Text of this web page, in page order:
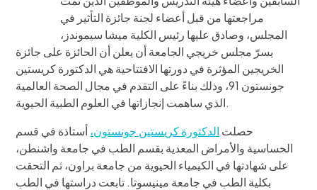
مراجعتها من قبل أعضاء لجنة جائزة التأثير في
المجلس، وصادق عليها رئيس الكلية ميشا سيموندز،
يسرّ مجلس خريجي الجامعة أن يعلن أن الحائزة على جائزة
الخريجين المؤثرة في دورتها الافتتاحية هي الدكتورة كريستين
جونستون 91، وذلك بناءً على التقدم في مجال الصحة العالمية
الذي ساهمت إنجازاتها في العلوم الطبية الحيوية.
حصلت الدكتورة كريستين جونستون،أستاذة في قسم
الحساسية والأمراض المعدية بقسم الطب في جامعة واشنطن،
على شهادتها في الكيمياء الحيوية من جامعة براون، ثم التحقت
بكلية الطب في جامعة مينيسوتا. تابعت دراستها في الطب